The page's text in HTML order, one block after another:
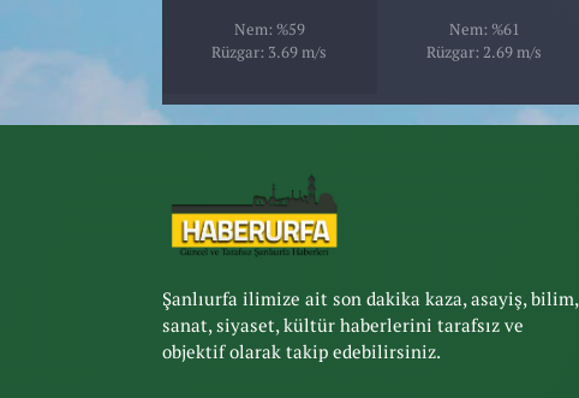
Nem: %59
Rüzgar: 3.69 m/s
Nem: %61
Rüzgar: 2.69 m/s
Şanlıurfa ilimize ait son dakika kaza, asayiş, bilim,
sanat, siyaset, kültür haberlerini tarafsız ve
objektif olarak takip edebilirsiniz.